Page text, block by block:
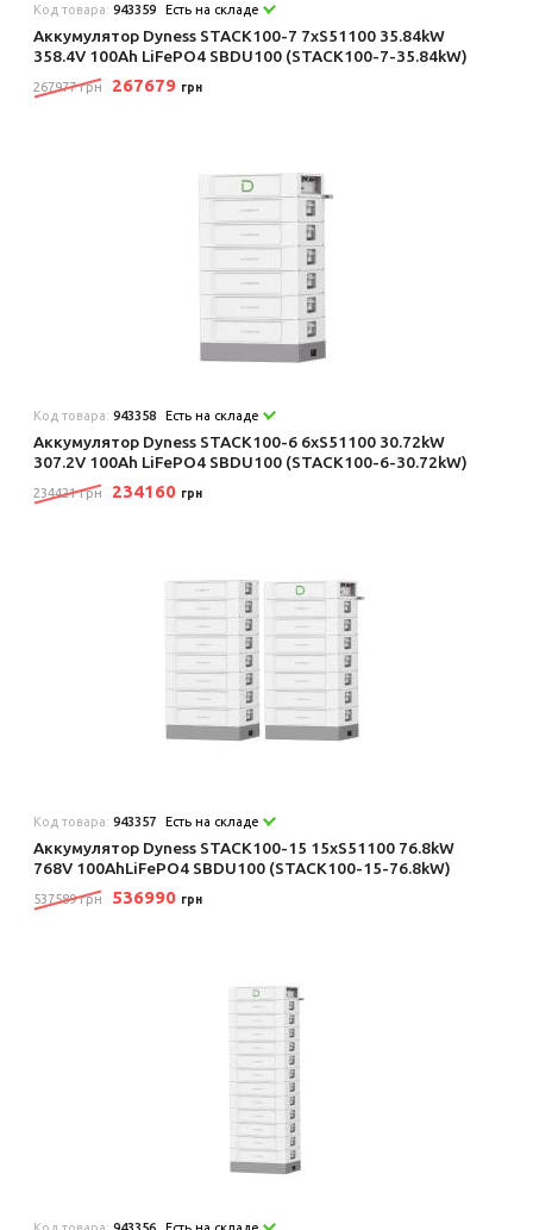
Код товара:943359 Есть на складе
Аккумулятор Dyness STACK100-7 7xS51100 35.84kW
358.4V 100Ah LiFePO4 SBDU100 (STACK100-7-35.84kW)
267977 грн 267679 грн
Код товара:943358 Есть на складе
Аккумулятор Dyness STACK100-6 6xS51100 30.72kW
307.2V 100Ah LiFePO4 SBDU100 (STACK100-6-30.72kW)
234421 грн 234160 грн
Код товара:943357 Есть на складе
Аккумулятор Dyness STACK100-15 15xS51100 76.8kW
768V 100AhLiFePO4 SBDU100 (STACK100-15-76.8kW)
537589 грн 536990 грн